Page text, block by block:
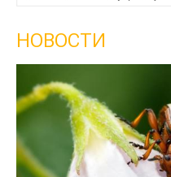
НОВОСТИ